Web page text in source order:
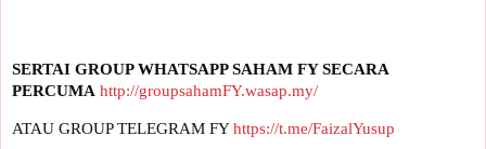
SERTAI GROUP WHATSAPP SAHAM FY SECARA
PERCUMA http://groupsahamFY.wasap.my/
ATAU GROUP TELEGRAM FY https://t.me/FaizalYusup